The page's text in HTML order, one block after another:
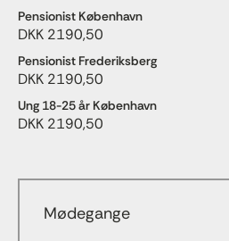
Pensionist København
DKK 2190,50
Pensionist Frederiksberg
DKK 2190,50
Ung 18-25 år København
DKK 2190,50
Mødegange